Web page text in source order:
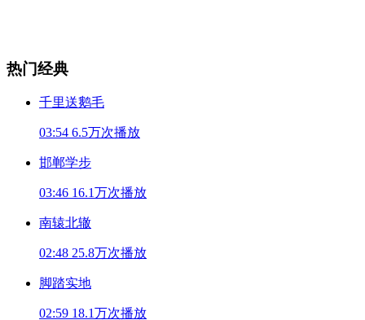
热门经典
千里送鹅毛
03:54 6.5万次播放
邯郸学步
03:46 16.1万次播放
南辕北辙
02:48 25.8万次播放
脚踏实地
02:59 18.1万次播放